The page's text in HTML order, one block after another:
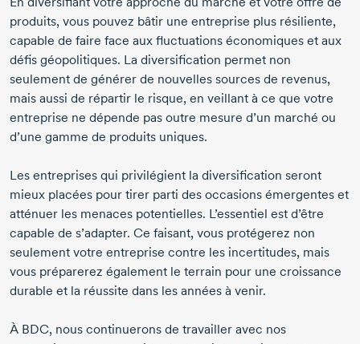
produits, vous pouvez bâtir une entreprise plus résiliente,
capable de faire face aux fluctuations économiques et aux
défis géopolitiques. La diversification permet non
seulement de générer de nouvelles sources de revenus,
mais aussi de répartir le risque, en veillant à ce que votre
entreprise ne dépende pas outre mesure d’un marché ou
d’une gamme de produits uniques.
Les entreprises qui privilégient la diversification seront
mieux placées pour tirer parti des occasions émergentes et
atténuer les menaces potentielles. L’essentiel est d’être
capable de s’adapter. Ce faisant, vous protégerez non
seulement votre entreprise contre les incertitudes, mais
vous préparerez également le terrain pour une croissance
durable et la réussite dans les années à venir.
À BDC, nous continuerons de travailler avec nos